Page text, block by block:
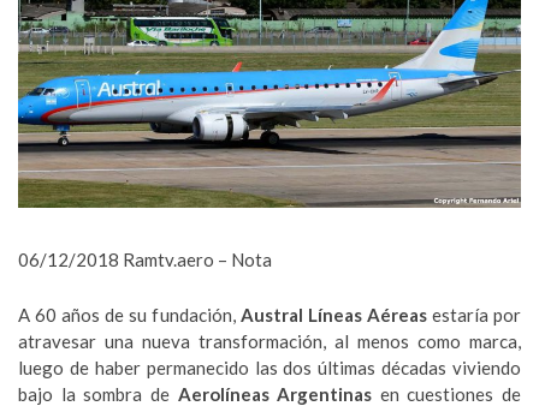
06/12/2018 Ramtv.aero – Nota
A 60 años de su fundación, Austral Líneas Aéreasestaría por
atravesar una nueva transformación, al menos como marca,
luego de haber permanecido las dos últimas décadas viviendo
bajo la sombra de Aerolíneas Argentinas en cuestiones de